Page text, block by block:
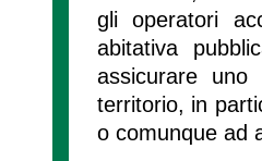
gli operatori
abitativa
assicurare
territorio, in
o comunque ad